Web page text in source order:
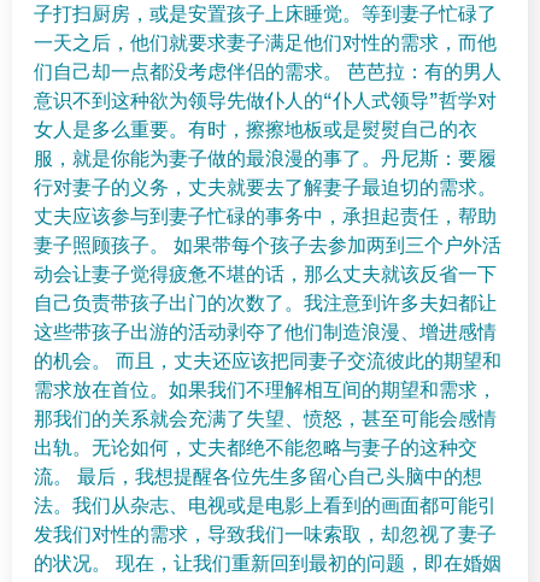
子打扫厨房，或是安置孩子上床睡觉。等到妻子忙碌了
一天之后，他们就要求妻子满足他们对性的需求，而他
们自己却一点都没考虑伴侣的需求。 芭芭拉：有的男人
意识不到这种欲为领导先做仆人的“仆人式领导”哲学对
女人是多么重要。有时，擦擦地板或是熨熨自己的衣
服，就是你能为妻子做的最浪漫的事了。丹尼斯：要履
行对妻子的义务，丈夫就要去了解妻子最迫切的需求。
丈夫应该参与到妻子忙碌的事务中，承担起责任，帮助
妻子照顾孩子。 如果带每个孩子去参加两到三个户外活
动会让妻子觉得疲惫不堪的话，那么丈夫就该反省一下
自己负责带孩子出门的次数了。我注意到许多夫妇都让
这些带孩子出游的活动剥夺了他们制造浪漫、增进感情
的机会。 而且，丈夫还应该把同妻子交流彼此的期望和
需求放在首位。如果我们不理解相互间的期望和需求，
那我们的关系就会充满了失望、愤怒，甚至可能会感情
出轨。无论如何，丈夫都绝不能忽略与妻子的这种交
流。 最后，我想提醒各位先生多留心自己头脑中的想
法。我们从杂志、电视或是电影上看到的画面都可能引
发我们对性的需求，导致我们一味索取，却忽视了妻子
的状况。 现在，让我们重新回到最初的问题，即在婚姻